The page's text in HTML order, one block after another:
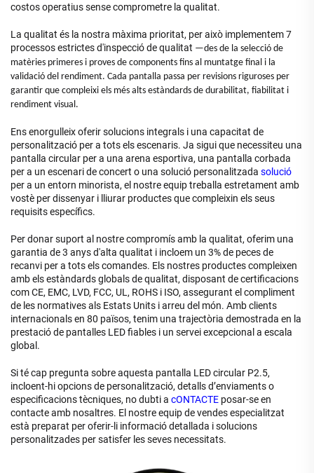
costos operatius sense comprometre la qualitat.
La qualitat és la nostra màxima prioritat, per això implementem 7
processos estrictes d'inspecció de qualitat —des de la selecció de
matèries primeres i proves de components fins al muntatge final i la
validació del rendiment. Cada pantalla passa per revisions riguroses per
garantir que compleixi els més alts estàndards de durabilitat, fiabilitat i
rendiment visual.
Ens enorgulleix oferir solucions integrals i una capacitat de
personalització per a tots els escenaris. Ja sigui que necessiteu una
pantalla circular per a una arena esportiva, una pantalla corbada
per a un escenari de concert o una solució personalitzada solució
per a un entorn minorista, el nostre equip treballa estretament amb
vostè per dissenyar i lliurar productes que compleixin els seus
requisits específics.
Per donar suport al nostre compromís amb la qualitat, oferim una
garantia de 3 anys d'alta qualitat i incloem un 3% de peces de
recanvi per a tots els comandes. Els nostres productes compleixen
amb els estàndards globals de qualitat, disposant de certificacions
com CE, EMC, LVD, FCC, UL, ROHS i ISO, assegurant el compliment
de les normatives als Estats Units i arreu del món. Amb clients
internacionals en 80 països, tenim una trajectòria demostrada en la
prestació de pantalles LED fiables i un servei excepcional a escala
global.
Si té cap pregunta sobre aquesta pantalla LED circular P2.5,
incloent-hi opcions de personalització, detalls d’enviaments o
especificacions tècniques, no dubti a cONTACTE posar-se en
contacte amb nosaltres. El nostre equip de vendes especialitzat
està preparat per oferir-li informació detallada i solucions
personalitzades per satisfer les seves necessitats.